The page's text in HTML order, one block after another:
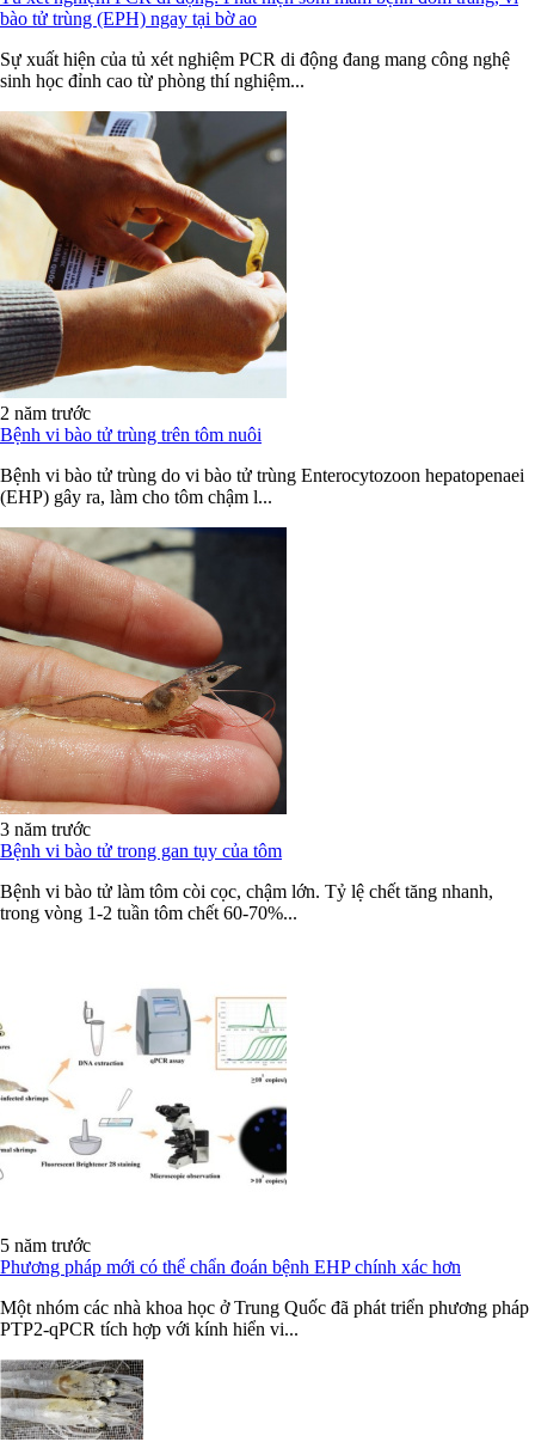
bào tử trùng (EPH) ngay tại bờ ao
Sự xuất hiện của tủ xét nghiệm PCR di động đang mang công nghệ
sinh học đỉnh cao từ phòng thí nghiệm...
2 năm trước
Bệnh vi bào tử trùng trên tôm nuôi
Bệnh vi bào tử trùng do vi bào tử trùng Enterocytozoon hepatopenaei
(EHP) gây ra, làm cho tôm chậm l...
3 năm trước
Bệnh vi bào tử trong gan tụy của tôm
Bệnh vi bào tử làm tôm còi cọc, chậm lớn. Tỷ lệ chết tăng nhanh,
trong vòng 1-2 tuần tôm chết 60-70%...
5 năm trước
Phương pháp mới có thể chẩn đoán bệnh EHP chính xác hơn
Một nhóm các nhà khoa học ở Trung Quốc đã phát triển phương pháp
PTP2-qPCR tích hợp với kính hiển vi...